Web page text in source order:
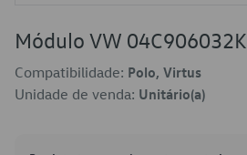
Módulo VW 04C906032K
Compatibilidade: Polo, Virtus
Unidade de venda: Unitário(a)